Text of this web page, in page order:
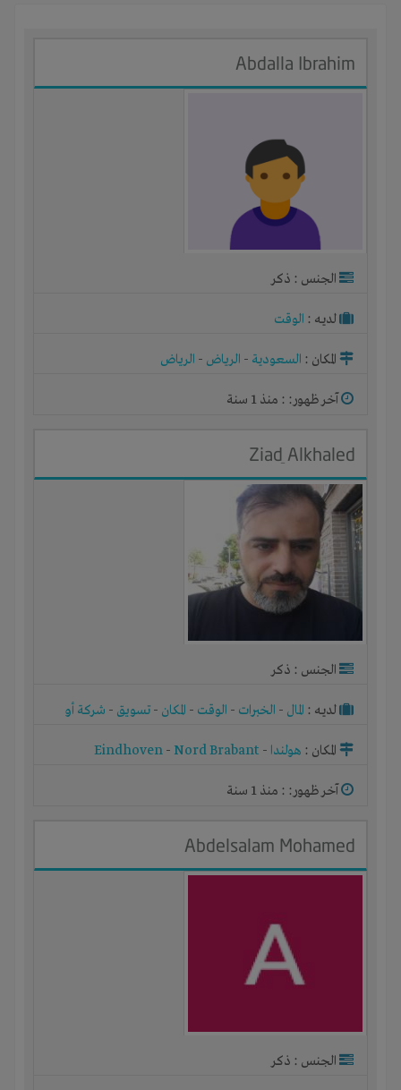
Abdalla Ibrahim
الجنس : ذكر
لديـه : الوقت
المكان : السعودية - الرياض - الرياض
آخر ظهور: : منذ 1 سنة
Ziad ِAlkhaled
الجنس : ذكر
لديـه : المال - الخبرات - الوقت - المكان - تسويق - شركة أو
المكان : هولندا -
Eindhoven - Nord Brabant
آخر ظهور: : منذ 1 سنة
Abdelsalam Mohamed
الجنس : ذكر